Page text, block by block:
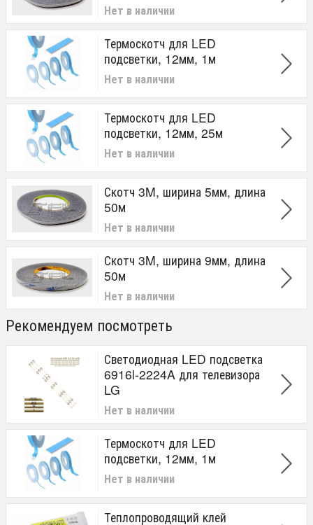
Нет в наличии
Термоскотч для LED
подсветки, 12мм, 1м
Нет в наличии
Термоскотч для LED
подсветки, 12мм, 25м
Нет в наличии
Скотч 3M, ширина 5мм, длина
50м
Нет в наличии
Скотч 3M, ширина 9мм, длина
50м
Нет в наличии
Рекомендуем посмотреть
Светодиодная LED подсветка
6916l-2224A для телевизора
LG
Нет в наличии
Термоскотч для LED
подсветки, 12мм, 1м
Нет в наличии
Теплопроводящий клей